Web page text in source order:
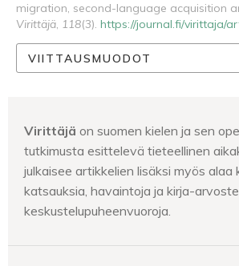
migration, second-language acquisition
Virittäjä, 118(3). https://journal.fi/virittaja/
VIITTAUSMUODOT
Virittäjä on suomen kielen ja sen
tutkimusta esittelevä tieteellinen
julkaisee artikkelien lisäksi myös alaa
katsauksia, havaintoja ja kirja-
keskustelupuheenvuoroja.